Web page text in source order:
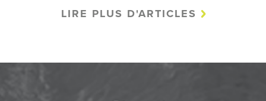
LIRE PLUS D'ARTICLES